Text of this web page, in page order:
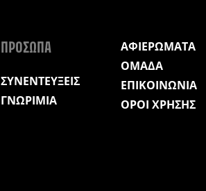
ΠΡΟΣΩΠΑ
ΣΥΝΕΝΤΕΥΞΕΙΣ
ΓΝΩΡΙΜΙΑ
ΑΦΙΕΡΩΜΑΤΑ
ΟΜΑΔΑ
ΕΠΙΚΟΙΝΩΝΙΑ
ΟΡΟΙ ΧΡΗΣΗΣ